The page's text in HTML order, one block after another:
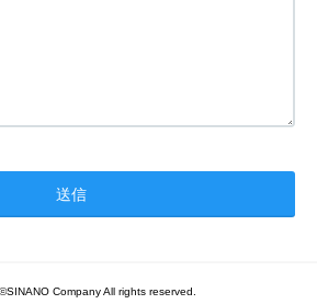
Company All rights reserved.